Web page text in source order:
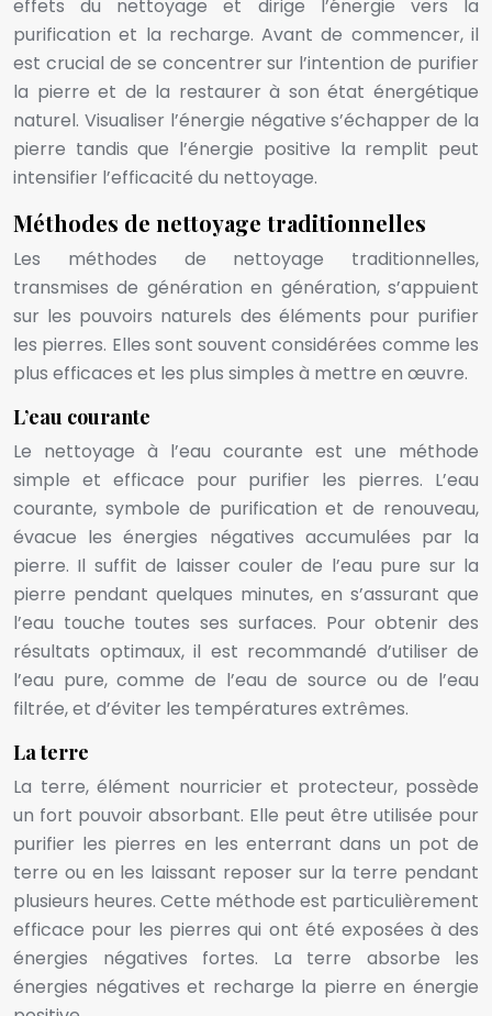
effets du nettoyage et dirige l’énergie vers la
purification et la recharge. Avant de commencer, il
est crucial de se concentrer sur l’intention de purifier
la pierre et de la restaurer à son état énergétique
naturel. Visualiser l’énergie négative s’échapper de la
pierre tandis que l’énergie positive la remplit peut
intensifier l’efficacité du nettoyage.
Méthodes de nettoyage traditionnelles
Les méthodes de nettoyage traditionnelles,
transmises de génération en génération, s’appuient
sur les pouvoirs naturels des éléments pour purifier
les pierres. Elles sont souvent considérées comme les
plus efficaces et les plus simples à mettre en œuvre.
L’eau courante
Le nettoyage à l’eau courante est une méthode
simple et efficace pour purifier les pierres. L’eau
courante, symbole de purification et de renouveau,
évacue les énergies négatives accumulées par la
pierre. Il suffit de laisser couler de l’eau pure sur la
pierre pendant quelques minutes, en s’assurant que
l’eau touche toutes ses surfaces. Pour obtenir des
résultats optimaux, il est recommandé d’utiliser de
l’eau pure, comme de l’eau de source ou de l’eau
filtrée, et d’éviter les températures extrêmes.
La terre
La terre, élément nourricier et protecteur, possède
un fort pouvoir absorbant. Elle peut être utilisée pour
purifier les pierres en les enterrant dans un pot de
terre ou en les laissant reposer sur la terre pendant
plusieurs heures. Cette méthode est particulièrement
efficace pour les pierres qui ont été exposées à des
énergies négatives fortes. La terre absorbe les
énergies négatives et recharge la pierre en énergie